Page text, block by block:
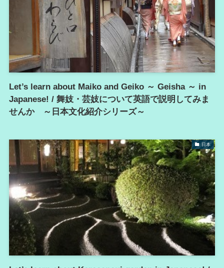
Let’s learn about Maiko and Geiko ～ Geisha ～ in
Japanese! / 舞妓・芸妓について英語で説明してみま
せんか ～日本文化紹介シリーズ～
日本